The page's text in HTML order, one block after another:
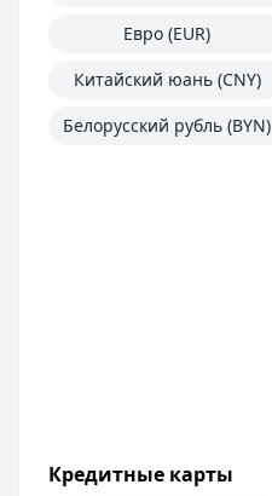
Евро (EUR)
Китайский юань (CNY)
Белорусский рубль (BYN)
Кредитные карты